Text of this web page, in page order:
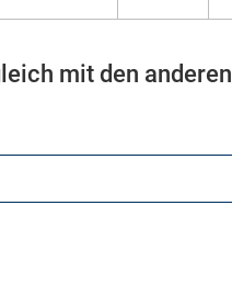
mit den anderen